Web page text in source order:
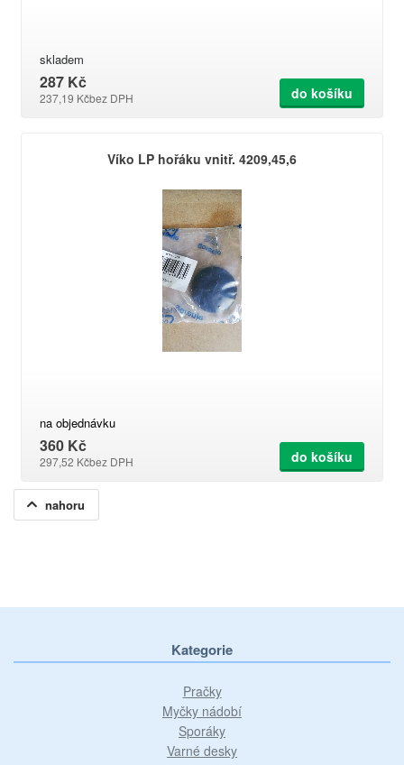
skladem
287 Kč
237,19 Kčbez DPH do košíku
Víko LP hořáku vnitř. 4209,45,6
na objednávku
360 Kč
297,52 Kčbez DPH do košíku
nahoru
Kategorie
Pračky
Myčky nádobí
Sporáky
Varné desky